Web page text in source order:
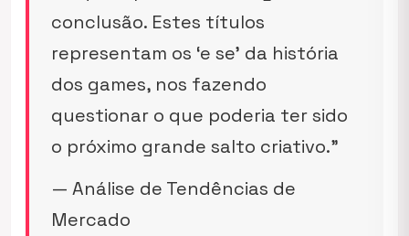
conclusão. Estes títulos
representam os ‘e se’ da história
dos games, nos fazendo
questionar o que poderia ter sido
o próximo grande salto criativo.”
— Análise de Tendências de
Mercado